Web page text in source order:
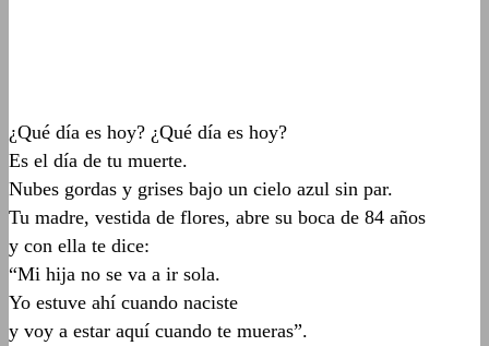
¿Qué día es hoy? ¿Qué día es hoy?
Es el día de tu muerte.
Nubes gordas y grises bajo un cielo azul sin par.
Tu madre, vestida de flores, abre su boca de 84 años
y con ella te dice:
“Mi hija no se va a ir sola.
Yo estuve ahí cuando naciste
y voy a estar aquí cuando te mueras”.